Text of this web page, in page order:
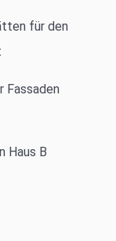
für den
Fassaden
Haus B